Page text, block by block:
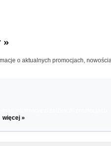
»
o aktualnych promocjach,
więcej »